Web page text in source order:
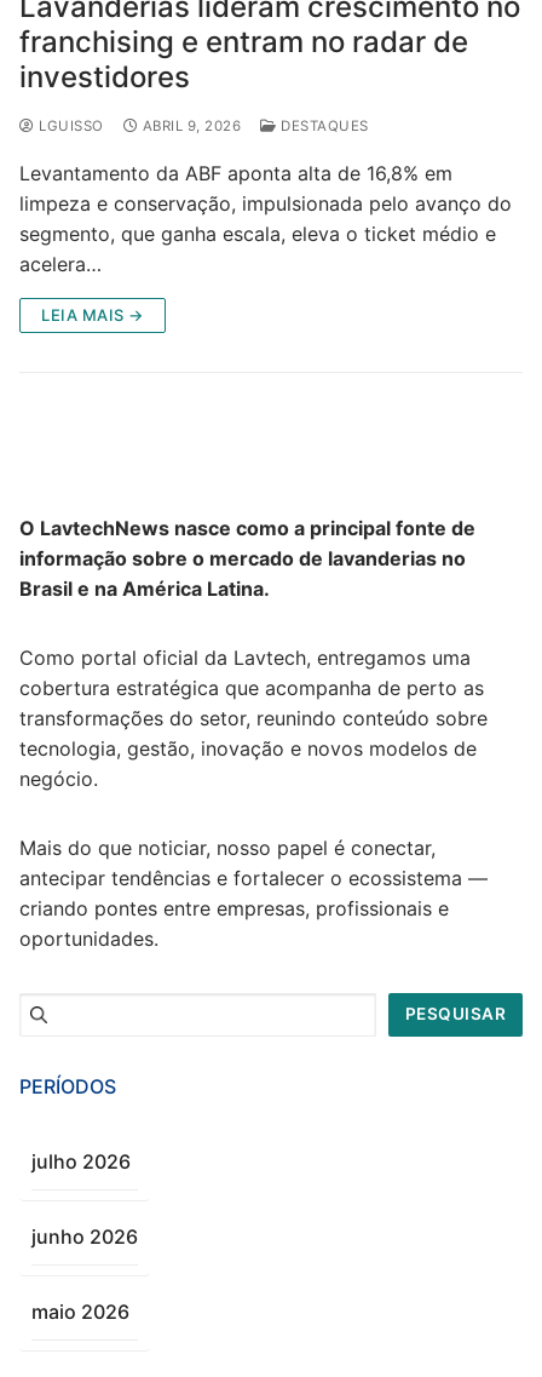
franchising e entram no radar de
investidores
LGUISSO ABRIL 9, 2026 DESTAQUES
Levantamento da ABF aponta alta de 16,8% em
limpeza e conservação, impulsionada pelo avanço do
segmento, que ganha escala, eleva o ticket médio e
acelera…
LEIA MAIS →
O LavtechNews nasce como a principal fonte de
informação sobre o mercado de lavanderias no
Brasil e na América Latina.
Como portal oficial da Lavtech, entregamos uma
cobertura estratégica que acompanha de perto as
transformações do setor, reunindo conteúdo sobre
tecnologia, gestão, inovação e novos modelos de
negócio.
Mais do que noticiar, nosso papel é conectar,
antecipar tendências e fortalecer o ecossistema —
criando pontes entre empresas, profissionais e
oportunidades.
Pesquisar PESQUISAR
PERÍODOS
julho 2026
junho 2026
maio 2026